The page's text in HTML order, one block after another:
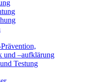
und –aufklärung
Testung